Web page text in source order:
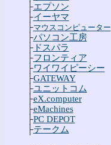
├エプソン
├イーヤマ
├マウスコンピューター
├パソコン工房
├ドスパラ
├フロンティア
├ワイワイピーシー
├GATEWAY
├ユニットコム
├eX.computer
├eMachines
├PC DEPOT
├テークム